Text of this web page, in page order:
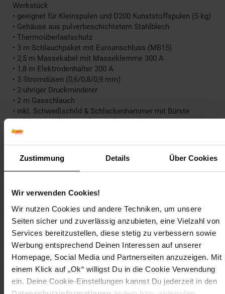
Zustimmung Details Über Cookies
Wir verwenden Cookies!
Wir nutzen Cookies und andere Techniken, um unsere
Seiten sicher und zuverlässig anzubieten, eine Vielzahl von
Services bereitzustellen, diese stetig zu verbessern sowie
Werbung entsprechend Deinen Interessen auf unserer
Homepage, Social Media und Partnerseiten anzuzeigen. Mit
einem Klick auf „Ok“ willigst Du in die Cookie Verwendung
ein. Deine Cookie-Einstellungen kannst Du jederzeit in den
Werkstück
• geeignet für Kleinspulen und D200 Kunststoffspulen (5 kg)
• Gehäuse aus pulverbeschichtetem Stahlblech
• Thermoüberlastschutz
• 3 m Schlauchpaket mit Euroanschluss (MB15)
• 2,5 m Massekabel mit Masseklemme 300 A
• 1,8 m Elektrodenhalter 200 A
• 3 Stromdüsen (0,6/0,8/0,9 mm)
• 2-uhriger Druckminderer
• 2 m Gasschlauch
• inkl. Schweißschild & Schlackenhammer mit Bürste
• inkl. Schweißwagen (für Gasflaschen)
• ED bei max.Schweißstrom 230 V (MMA/MIG/MAG/WIG):
15%
Technische Daten
Netzspannung: 230 V
Schutzart (IP): 21S
Isolationsklasse: H
Leerlaufleistung: 46 W
Wirkungsgrad: 83,1 %
max. Netzleistung 230V: 8,05 kVA
Absicherung, träge: 16 A
Regelbereich Schweißstrom: 20-200 A
Einschaltdauer bei max. Strom 230V: 15 %
empfohlene Materialstärke: 1-12 mm
Drahtstärke (Fülldraht): 0,9 mm